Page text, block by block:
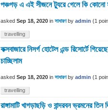
পঞ্চগড় এ এই সীজনে ট্যুরে গেলে কি
asked Sep 18, 2020 in সাধারণ by admin (1
travelling
কক্সবাজারে নিসর্গ হোটেল এন্ড রিসোর্টে
চাচ্ছিলাম
asked Sep 18, 2020 in সাধারণ by admin (1
travelling
রাঙ্গামাটি খাগড়াছড়ি ও বান্দরবন ভ্রমনের তিন